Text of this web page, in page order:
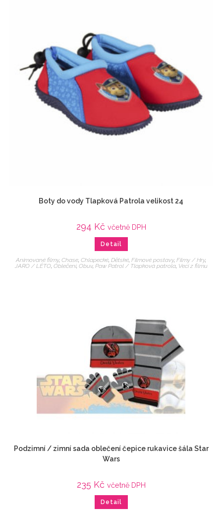
Boty do vody Tlapková Patrola velikost 24
294 Kč včetně DPH
Detail
Animované filmy, Chase Chlapecké Dětské Filmové postavy, Filmy / Hry,
JARO / LÉTO, Oblečení, Obuv, Paw Patrol / Tlapková patrola, Veci z filmu
Podzimní / zimní sada oblečení čepice rukavice šála Star
Wars
235 Kč včetně DPH
Detail